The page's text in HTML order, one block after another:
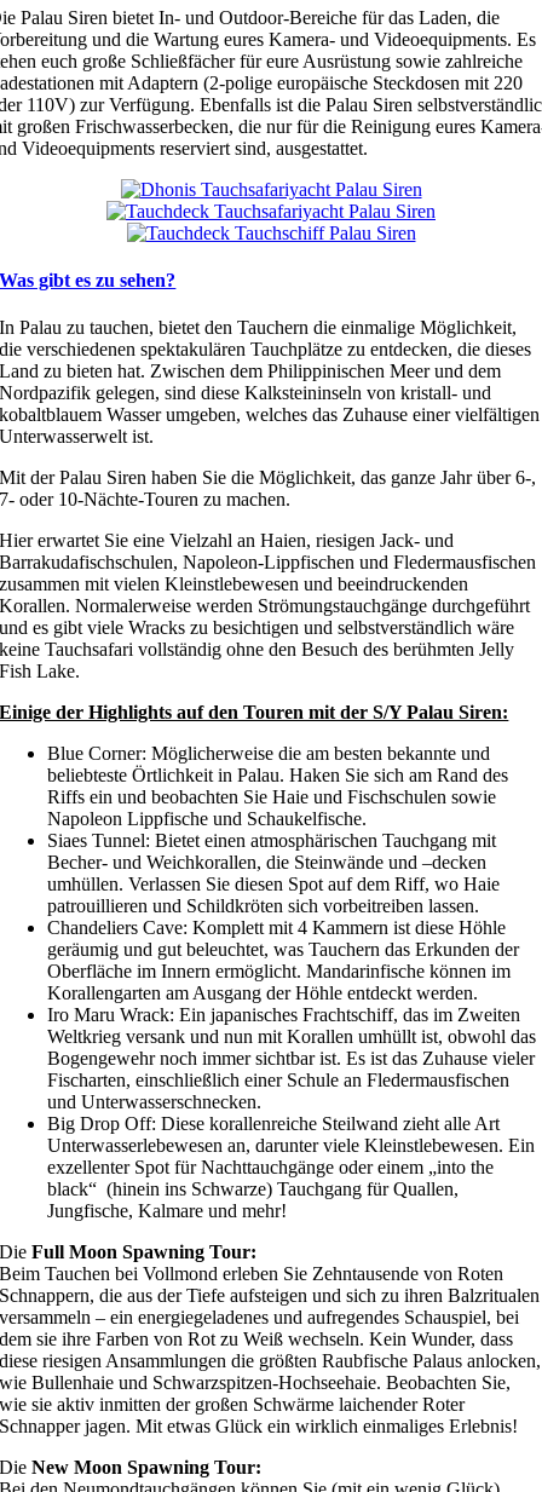
Palau Siren bietet In- und Outdoor-Bereiche für das Laden, die
und die Wartung eures Kamera- und Videoequipments. Es
euch große Schließfächer für eure Ausrüstung sowie zahlreiche
mit Adaptern (2-polige europäische Steckdosen mit 220
110V) zur Verfügung. Ebenfalls ist die Palau Siren
großen Frischwasserbecken, die nur für die Reinigung eures
Videoequipments reserviert sind, ausgestattet.
Was gibt es zu sehen?
In Palau zu tauchen, bietet den Tauchern die einmalige Möglichkeit,
die verschiedenen spektakulären Tauchplätze zu entdecken, die dieses
Land zu bieten hat. Zwischen dem Philippinischen Meer und dem
Nordpazifik gelegen, sind diese Kalksteininseln von kristall- und
kobaltblauem Wasser umgeben, welches das Zuhause einer vielfältigen
Unterwasserwelt ist.
Mit der Palau Siren haben Sie die Möglichkeit, das ganze Jahr über 6-,
7- oder 10-Nächte-Touren zu machen.
Hier erwartet Sie eine Vielzahl an Haien, riesigen Jack- und
Barrakudafischschulen, Napoleon-Lippfischen und Fledermausfischen
zusammen mit vielen Kleinstlebewesen und beeindruckenden
Korallen. Normalerweise werden Strömungstauchgänge durchgeführt
und es gibt viele Wracks zu besichtigen und selbstverständlich wäre
keine Tauchsafari vollständig ohne den Besuch des berühmten Jelly
Fish Lake.
Einige der Highlights auf den Touren mit der S/Y Palau Siren:
Blue Corner: Möglicherweise die am besten bekannte und
beliebteste Örtlichkeit in Palau. Haken Sie sich am Rand des
Riffs ein und beobachten Sie Haie und Fischschulen sowie
Napoleon Lippfische und Schaukelfische.
Siaes Tunnel: Bietet einen atmosphärischen Tauchgang mit
Becher- und Weichkorallen, die Steinwände und –decken
umhüllen. Verlassen Sie diesen Spot auf dem Riff, wo Haie
patrouillieren und Schildkröten sich vorbeitreiben lassen.
Chandeliers Cave: Komplett mit 4 Kammern ist diese Höhle
geräumig und gut beleuchtet, was Tauchern das Erkunden der
Oberfläche im Innern ermöglicht. Mandarinfische können im
Korallengarten am Ausgang der Höhle entdeckt werden.
Iro Maru Wrack: Ein japanisches Frachtschiff, das im Zweiten
Weltkrieg versank und nun mit Korallen umhüllt ist, obwohl das
Bogengewehr noch immer sichtbar ist. Es ist das Zuhause vieler
Fischarten, einschließlich einer Schule an Fledermausfischen
und Unterwasserschnecken.
Big Drop Off: Diese korallenreiche Steilwand zieht alle Art
Unterwasserlebewesen an, darunter viele Kleinstlebewesen. Ein
exzellenter Spot für Nachttauchgänge oder einem „into the
black“ (hinein ins Schwarze) Tauchgang für Quallen,
Jungfische, Kalmare und mehr!
DieFull Moon Spawning Tour:
Beim Tauchen bei Vollmond erleben Sie Zehntausende von Roten
Schnappern, die aus der Tiefe aufsteigen und sich zu ihren Balzritualen
versammeln – ein energiegeladenes und aufregendes Schauspiel, bei
dem sie ihre Farben von Rot zu Weiß wechseln. Kein Wunder, dass
diese riesigen Ansammlungen die größten Raubfische Palaus anlocken,
wie Bullenhaie und Schwarzspitzen-Hochseehaie. Beobachten Sie,
wie sie aktiv inmitten der großen Schwärme laichender Roter
Schnapper jagen. Mit etwas Glück ein wirklich einmaliges Erlebnis!
DieNew Moon Spawning Tour: